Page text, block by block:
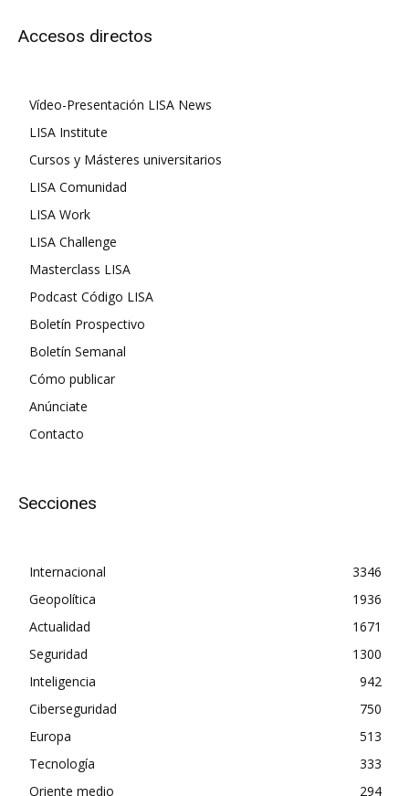
Accesos directos
Vídeo-Presentación LISA News
LISA Institute
Cursos y Másteres universitarios
LISA Comunidad
LISA Work
LISA Challenge
Masterclass LISA
Podcast Código LISA
Boletín Prospectivo
Boletín Semanal
Cómo publicar
Anúnciate
Contacto
Secciones
Internacional
3346
Geopolítica
1936
Actualidad
1671
Seguridad
1300
Inteligencia
942
Ciberseguridad
750
Europa
513
Tecnología
333
Oriente medio
294